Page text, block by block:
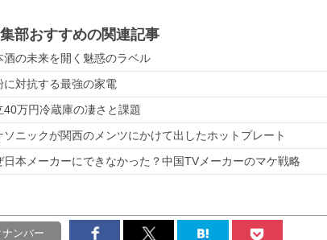
部おすすめの関連記事
酒の未来を開く魅惑のラベル
に対抗する最強の家電
40万円冷蔵庫の凄さと課題
ソニックが関西のメンツにかけて出したホットプレート
日本メーカーにできなかった？中国TVメーカーのマケ戦略
ナンバー